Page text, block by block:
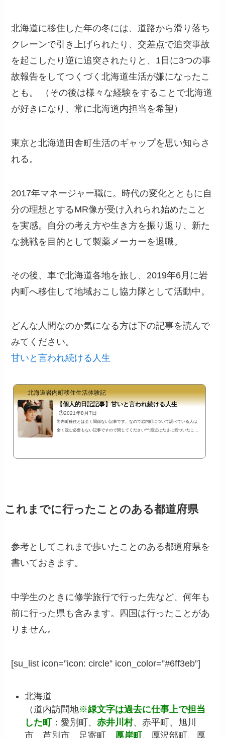
北海道に移住した年の冬には、道路から滑り落ち
クレーンで引き上げられたり、交差点で追突事故
を起こしたり逆に追突されたりと、1日に3つの事
故報告をしてつくづく北海道生活が嫌になったこ
とも。 （その後は様々な経験をすることで北海道
が好きになり、常に北海道内担当を希望）
東京と北海道田舎町生活のギャップを思い知らさ
れる。
2017年マネージャー職に。時代の変化とともに自
分の理想とするMR像が受け入れられ始めたこと
を実感。自分の考え方や生き方を振り返り、新た
な挑戦を目的として製薬メーカーを退職。
その後、車で北海道各地を旅し、2019年6月に岩
内町へ移住して地域おこし協力隊として活動中。
どんな人間なのか気になる方は下の記事を読んで
みてください。
甘いと言われ続ける人生
北海道岩内町移住生活体験記
【個人的日記記事】甘いと言われ続ける人生
🕒️2021年8月7日
岩内町移住とは全く関係ない記事です。なので岩内町について調べている人は
全く読む必要もない記事ですので閉じてください^^;最近はたまに気づいたこと
これまでに行ったことのある都道府県
参考としてこれまで歩いたことのある都道府県を
書いておきます。
中学生のときに修学旅行で行った先など、何年も
前に行った県も含みます。四国は行ったことがあ
りません。
[su_list icon=”icon: circle” icon_color=”#6ff3eb”]
北海道
（道内訪問地※緑文字は過去に仕事上で担当
した町：愛別町、赤井川村、赤平町、旭川
市、芦別市、足寄町、 厚岸町、厚沢部町、厚